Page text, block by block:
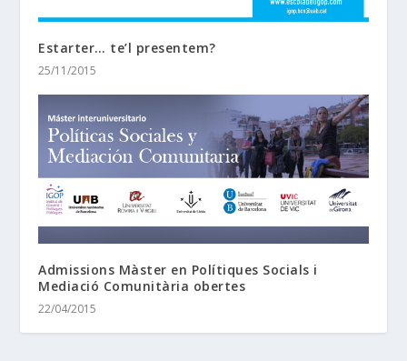
Estarter… te’l presentem?
25/11/2015
Admissions Màster en Polítiques Socials i
Mediació Comunitària obertes
22/04/2015